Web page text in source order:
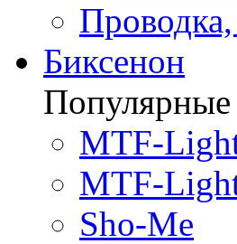
Биксенон
MTF-
MTF-
Sho-Me